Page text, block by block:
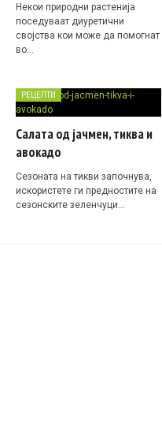
Некои природни растенија
поседуваат диуретични
својства кои може да помогнат
во…
РЕЦЕПТИ
Салата од јачмен, тиква и
авокадо
Сезоната на тикви започнува,
искористете ги предностите на
сезонските зеленчуци…